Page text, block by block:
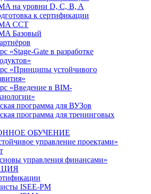
на уровни D, C, B, A
к сертификации
CCT
Базовый
«Stage-Gate в разработке
«Принципы устойчивого
«Введение в BIM-
программа для ВУЗов
программа для тренинговых
ОБУЧЕНИЕ
управление проектами»
управления финансами»
ISEE-PM